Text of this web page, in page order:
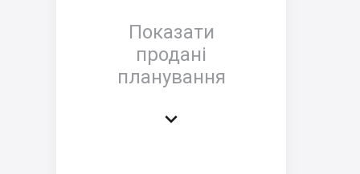
Показати
продані
планування
